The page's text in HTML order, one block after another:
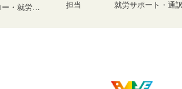
派遣先フォロー・就労サポート
担当
就労サポート・通訳